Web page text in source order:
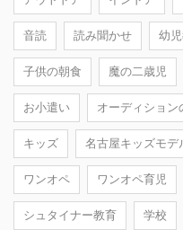
音読 読み聞かせ 幼
子供の朝食 魔の二歳児
お小遣い オーディション
キッズ 名古屋キッズモデ
ワンオペ ワンオペ育児
シュタイナー教育 学校